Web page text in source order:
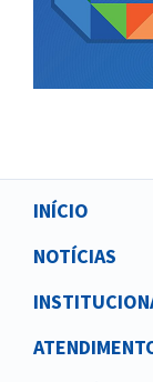
Main
INÍCIO
NOTÍCIAS